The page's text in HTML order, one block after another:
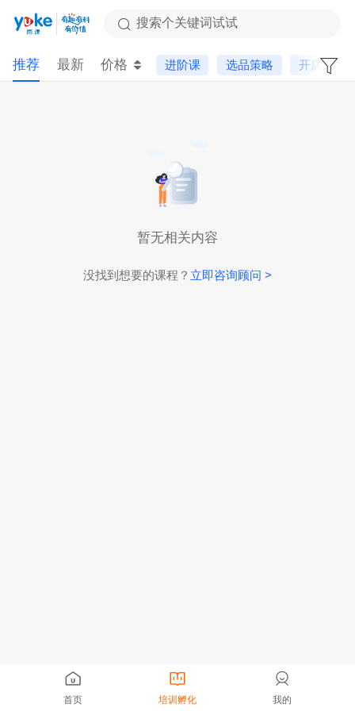
搜索个关键词试试
推荐 最新 价格 进阶课 选品策略 开店服务
暂无相关内容
没找到想要的课程？ 立即咨询顾问 >
首页 培训孵化 我的